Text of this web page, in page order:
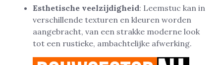
Esthetische veelzijdigheid: Leemstuc kan in
verschillende texturen en kleuren worden
aangebracht, van een strakke moderne look
tot een rustieke, ambachtelijke afwerking.